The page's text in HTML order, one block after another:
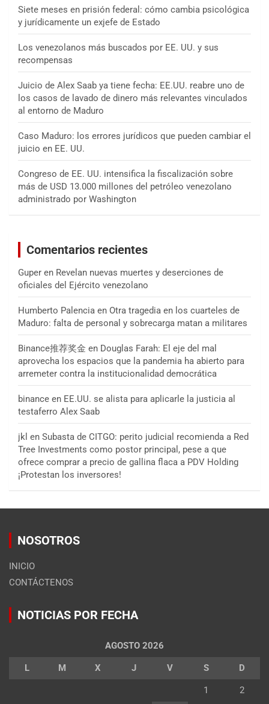
Siete meses en prisión federal: cómo cambia psicológica
y jurídicamente un exjefe de Estado
Los venezolanos más buscados por EE. UU. y sus
recompensas
Juicio de Alex Saab ya tiene fecha: EE.UU. reabre uno de
los casos de lavado de dinero más relevantes vinculados
al entorno de Maduro
Caso Maduro: los errores jurídicos que pueden cambiar el
juicio en EE. UU.
Congreso de EE. UU. intensifica la fiscalización sobre
más de USD 13.000 millones del petróleo venezolano
administrado por Washington
Comentarios recientes
Guper en Revelan nuevas muertes y deserciones de
oficiales del Ejército venezolano
Humberto Palencia en Otra tragedia en los cuarteles de
Maduro: falta de personal y sobrecarga matan a militares
Binance推荐奖金 en Douglas Farah: El eje del mal
aprovecha los espacios que la pandemia ha abierto para
arremeter contra la institucionalidad democrática
binance en EE.UU. se alista para aplicarle la justicia al
testaferro Alex Saab
jkl en Subasta de CITGO: perito judicial recomienda a Red
Tree Investments como postor principal, pese a que
ofrece comprar a precio de gallina flaca a PDV Holding
¡Protestan los inversores!
NOSOTROS
INICIO
CONTÁCTENOS
NOTICIAS POR FECHA
AGOSTO 2026
L M X J V S D
1 2